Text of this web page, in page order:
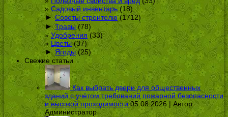
Садовый инвентарь(18)
► Советы строителю(1712)
► Травы(78)
Удобрения(33)
Цветы(37)
► Ягоды(25)
Свежие статьи
Как выбрать двери для общественных
зданий с учётом требований пожарной безопасности
и высокой проходимости 05.08.2026 | Автор:
Администратор